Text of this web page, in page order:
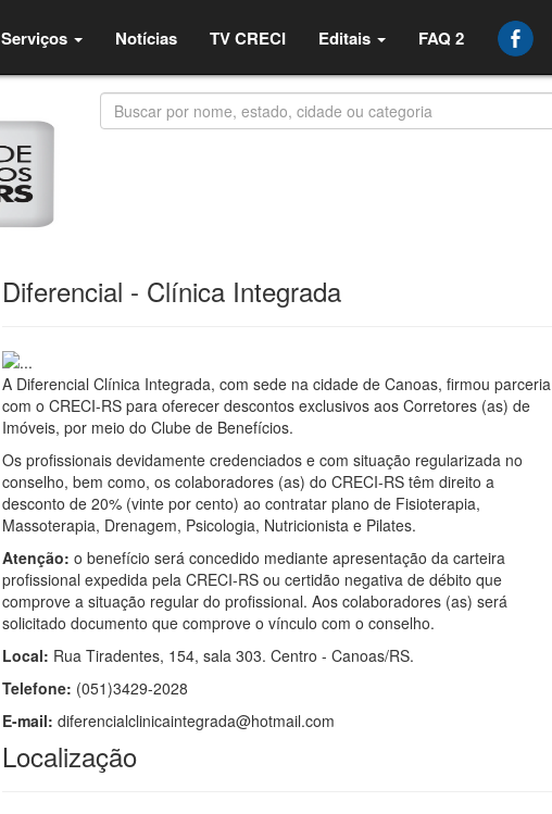
Serviços Notícias TV CRECI Editais FAQ 2
Diferencial - Clínica Integrada
A Diferencial Clínica Integrada, com sede na cidade de Canoas, firmou parceria
com o CRECI-RS para oferecer descontos exclusivos aos Corretores (as) de
Imóveis, por meio do Clube de Benefícios.
Os profissionais devidamente credenciados e com situação regularizada no
conselho, bem como, os colaboradores (as) do CRECI-RS têm direito a
desconto de 20% (vinte por cento) ao contratar plano de Fisioterapia,
Massoterapia, Drenagem, Psicologia, Nutricionista e Pilates.
Atenção:o benefício será concedido mediante apresentação da carteira
profissional expedida pela CRECI-RS ou certidão negativa de débito que
comprove a situação regular do profissional. Aos colaboradores (as) será
solicitado documento que comprove o vínculo com o conselho.
Local: Rua Tiradentes, 154, sala 303. Centro - Canoas/RS.
Telefone: (051)3429-2028
E-mail: diferencialclinicaintegrada@hotmail.com
Localização